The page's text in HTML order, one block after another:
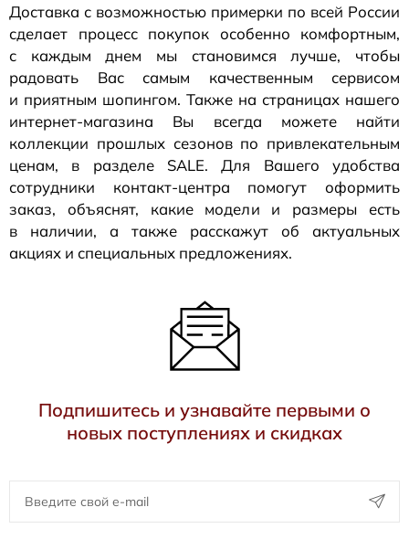
Доставка с возможностью примерки по всей России
сделает процесс покупок особенно комфортным,
с каждым днем мы становимся лучше, чтобы
радовать Вас самым качественным сервисом
и приятным шопингом. Также на страницах нашего
интернет-магазина Вы всегда можете найти
коллекции прошлых сезонов по привлекательным
ценам, в разделе SALE. Для Вашего удобства
сотрудники контакт-центра помогут оформить
заказ, объяснят, какие модели и размеры есть
в наличии, а также расскажут об актуальных
акциях и специальных предложениях.
Подпишитесь и узнавайте первыми о
новых поступлениях и скидках